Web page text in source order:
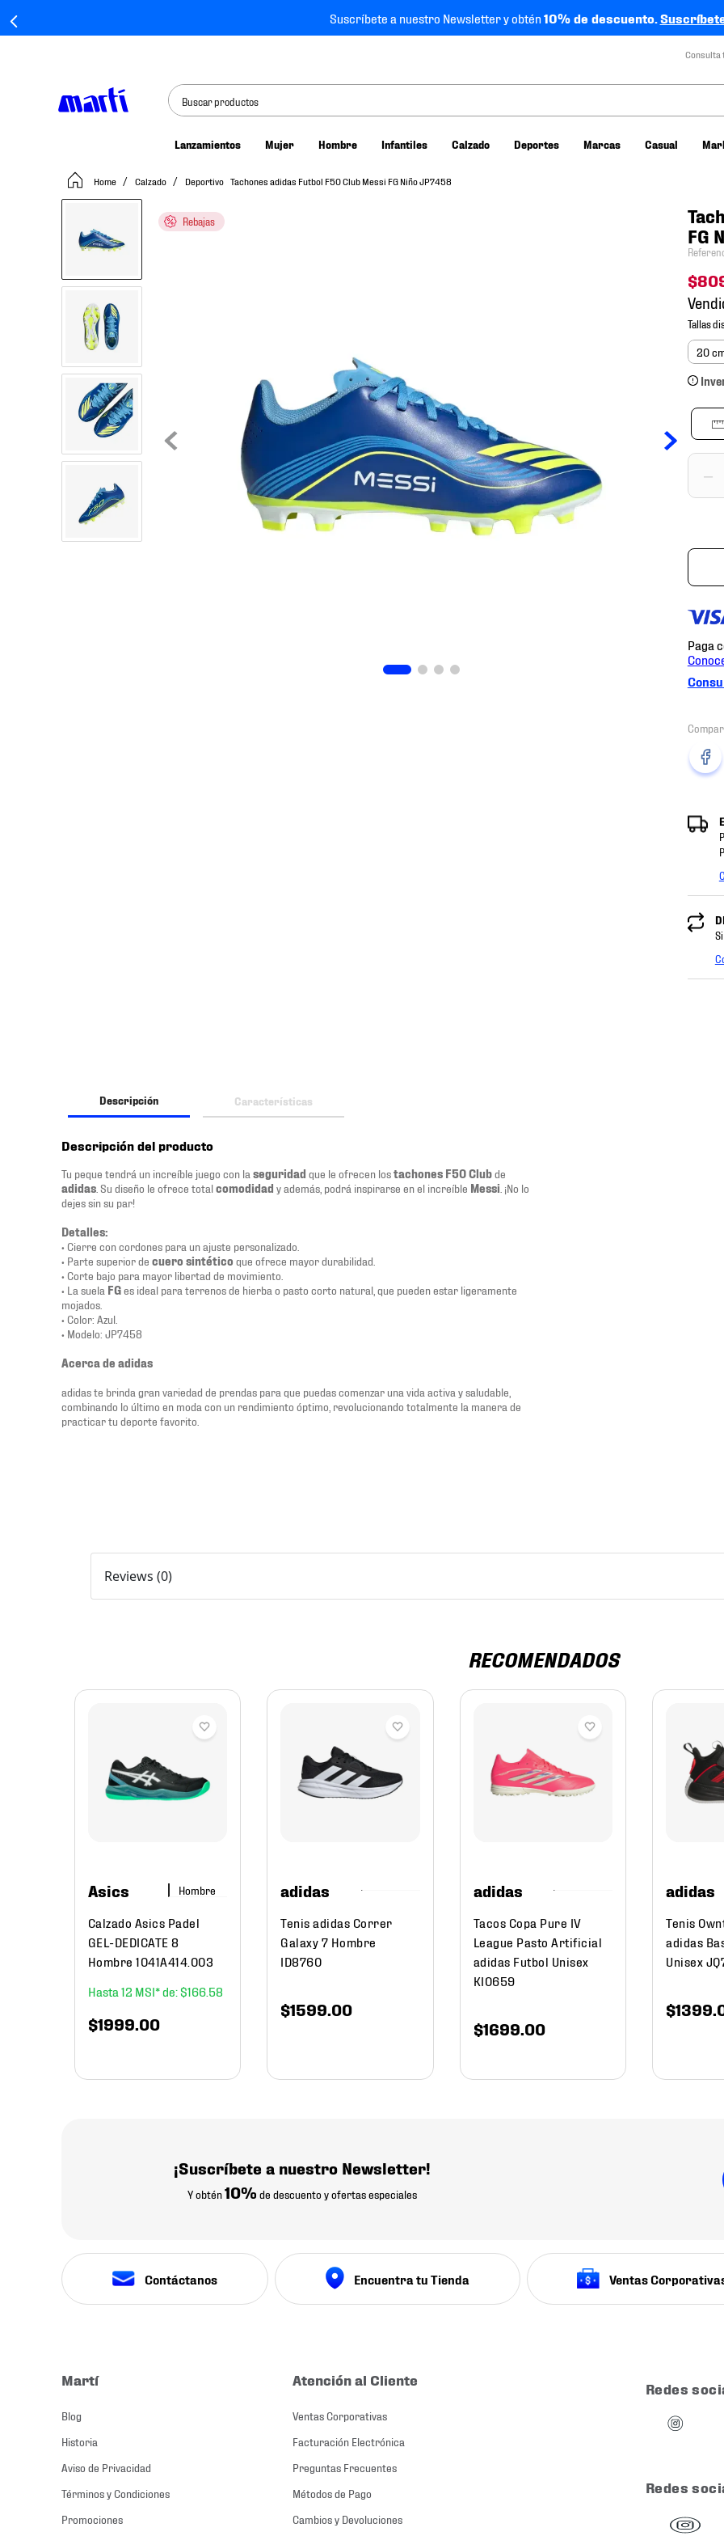
Suscríbete a nuestro Newsletter y obtén10% de descuento.
Consulta
Buscar productos
Lanzamientos Mujer Hombre Infantiles Calzado Deportes Marcas Casual
Calzado Deportivo Tachones adidas Futbol F50 Club Messi FG Niño JP7458
Rebajas
FG
$
20
－
Descripción Características
Descripción del producto
Tu peque tendrá un increíble juego con la seguridad que le ofrecen lostachones F50 Clubde
adidas . Su diseño le ofrece totalcomodidad y además, podrá inspirarse en el increíble Messi . ¡No lo
dejes sin su par!
Detalles:
• Cierre con cordones para un ajuste personalizado.
• Parte superior de cuero sintético que ofrece mayor durabilidad.
• Corte bajo para mayor libertad de movimiento.
• La suela FGes ideal para terrenos de hierba o pasto corto natural, que pueden estar ligeramente
mojados.
• Color: Azul.
• Modelo: JP7458
Acerca de adidas
adidas te brinda gran variedad de prendas para que puedas comenzar una vida activa y saludable,
combinando lo último en moda con un rendimiento óptimo, revolucionando totalmente la manera de
practicar tu deporte favorito.
Reviews (0)
RECOMENDADOS
Asics Hombre
Calzado Asics Padel
GEL-DEDICATE 8
Hombre 1041A414.003
12
$166. 58
$1999.00
adidas
Tenis adidas Correr
Galaxy 7 Hombre
ID8760
$1599.00
adidas
Tacos Copa Pure IV
League Pasto Artificial
adidas Futbol Unisex
KI0659
$1699.00
adidas
Tenis
adidas
Unisex
$1399.
¡Suscríbete a nuestro Newsletter!
Y obtén10% de descuento y ofertas especiales
Contáctanos Encuentra tu Tienda Ventas
Martí
Blog
Historia
Aviso de Privacidad
Términos y Condiciones
Promociones
Atención al Cliente
Ventas Corporativas
Facturación Electrónica
Preguntas Frecuentes
Métodos de Pago
Cambios y Devoluciones
Redes
Redes
tenis mujer
tenis niño